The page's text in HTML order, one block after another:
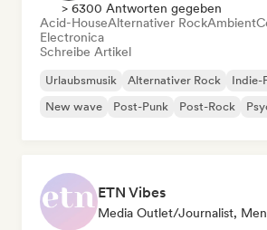
> 6300 Antworten gegeben
Acid-HouseAlternativer RockAmbient
Electronica
Schreibe Artikel
Urlaubsmusik Alternativer Rock Indie-
New wave
Post-Punk Post-Rock
ETN Vibes